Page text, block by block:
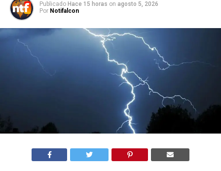
Publicado Hace 15 horas on agosto 5, 2026
Por Notifalcon